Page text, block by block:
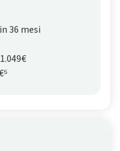
in 36 mesi